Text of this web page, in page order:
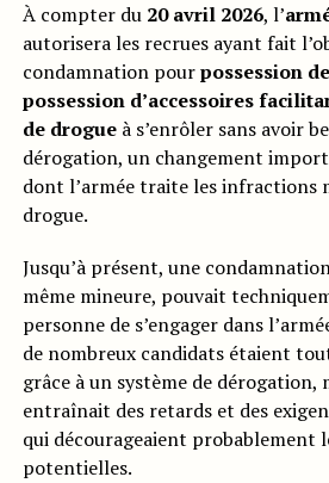
À compter du 20 avril 2026, l’
autorisera les recrues ayant fait
condamnation pourpossession
possession d’accessoires
de drogueà s’enrôler sans avoir
dérogation, un changement
dont l’armée traite les infractions
drogue.
Jusqu’à présent, une
même mineure, pouvait
personne de s’engager dans
de nombreux candidats étaient
grâce à un système de dérogation,
entraînait des retards et des
qui décourageaient probablement
potentielles.